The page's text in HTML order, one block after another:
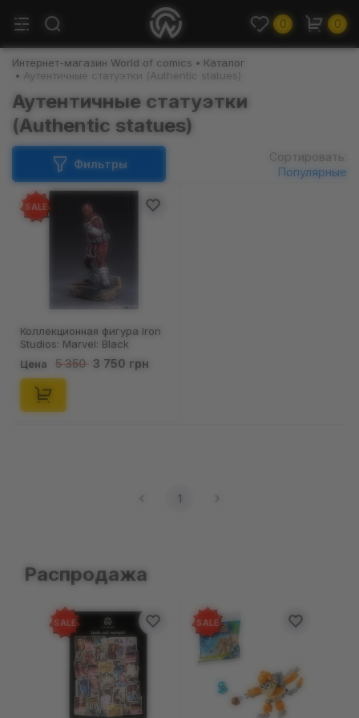
0 0
Интернет-магазин World of comics
Каталог
Аутентичные статуэтки (Authentic statues)
Аутентичные статуэтки
(Authentic statues)
Фильтры
Сортировать:
Популярные
SALE
Коллекционная фигура Iron
Studios: Marvel: Black
Widow: Red Guardian,
(128037)
Цена 5 350 3 750 грн
1
Распродажа
SALE SALE